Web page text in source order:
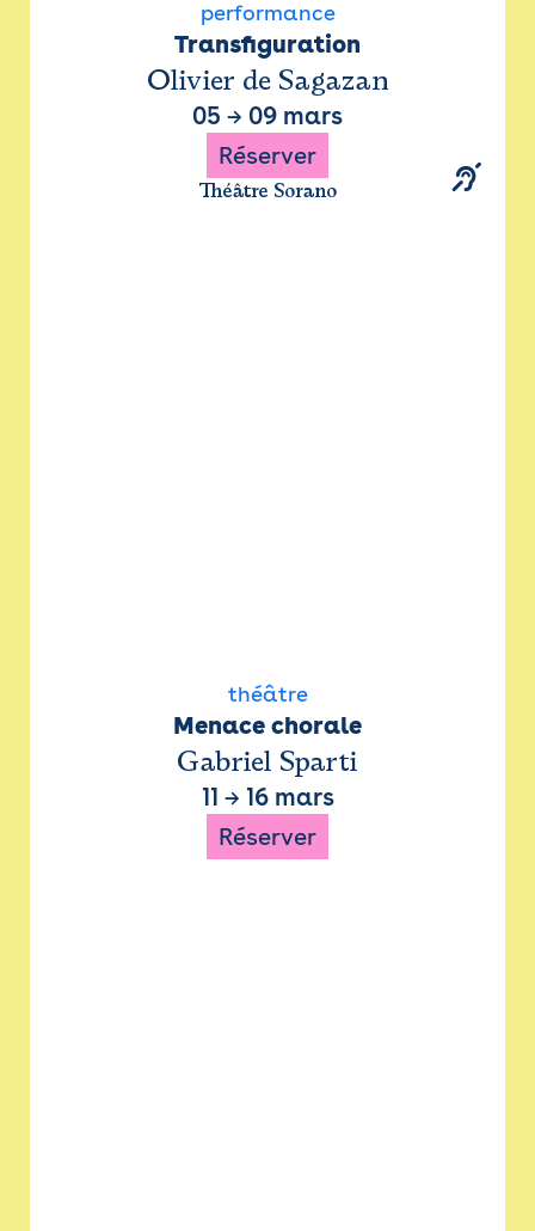
performance
Transfiguration
Olivier de Sagazan
05 → 09 mars
Réserver
Théâtre Sorano
théâtre
Menace chorale
Gabriel Sparti
11 → 16 mars
Réserver